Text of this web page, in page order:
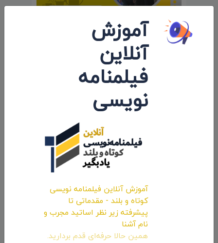
شروع پخش و ارسال بین‌المللی فیلم
داستانی «تبلت» به کارگردانی «ملیحه
اولین کامنت و یا نظر را شما ثبت کنید.
ارسال نظرات
آموزش
آنلاین
فیلمنامه
نویسی
آموزش آنلاین فیلمنامه نویسی
کوتاه و بلند - مقدماتی تا
پیشرفته زیر نظر اساتید مجرب و
نام آشنا
همین حالا حرفه‌ای قدم بردارید.